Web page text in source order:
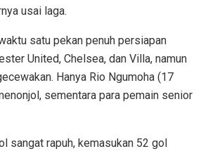
usai laga.
satu pekan penuh persiapan
United, Chelsea, dan Villa, namun
Hanya Rio Ngumoha (17
sementara para pemain senior
sangat rapuh, kemasukan 52 gol